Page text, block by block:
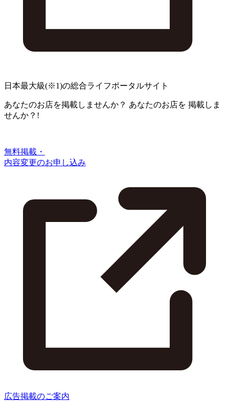
日本最大級(※1)の総合ライフポータルサイト
あなたのお店を掲載しませんか？ あなたのお店を 掲載しま
せんか？!
無料掲載・
内容変更のお申し込み
広告掲載のご案内